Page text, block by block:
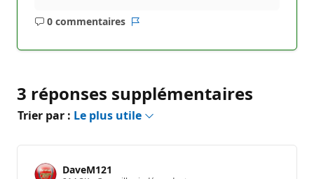
0 commentaires
Aucun
3 réponses supplémentaires
Trier par : Le plus utile
DaveM121